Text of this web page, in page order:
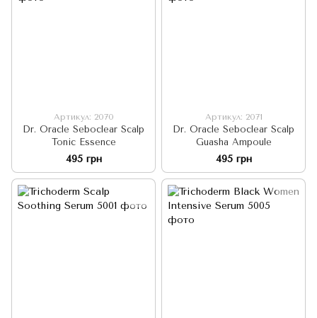
Артикул: 2070
Dr. Oracle Seboclear Scalp
Tonic Essence
495 грн
Артикул: 2071
Dr. Oracle Seboclear Scalp
Guasha Ampoule
495 грн